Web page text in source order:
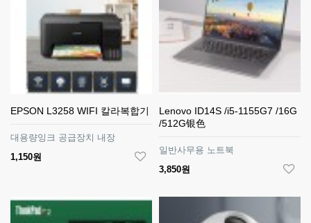
EPSON L3258 WIFI 칼라복합기
대용량잉크 공급장치 내장
1,150원
Lenovo ID14S /i5-1155G7 /16G
/512G银色
일반사무용 노트북
3,850원